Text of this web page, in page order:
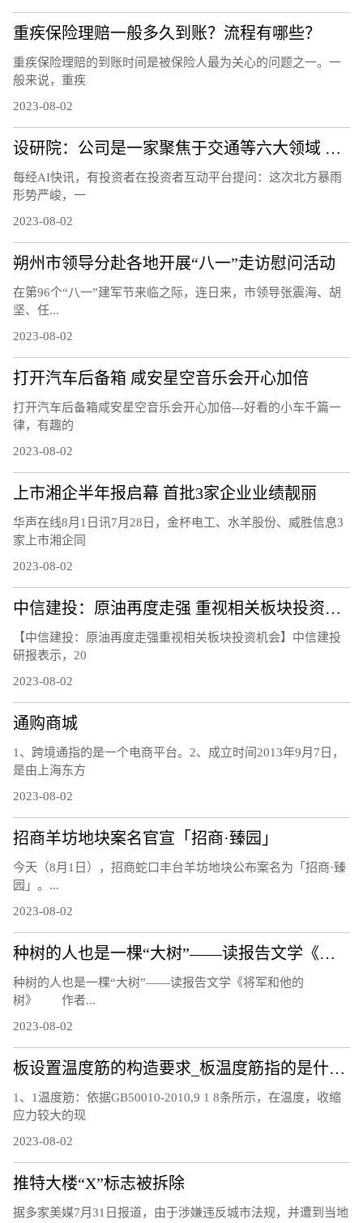
重疾保险理赔一般多久到账？流程有哪些？
重疾保险理赔的到账时间是被保险人最为关心的问题之一。一
般来说，重疾
2023-08-02
设研院：公司是一家聚焦于交通等六大领域 为建设工程提供专业技术服务以及其他延伸服务的工程咨询公司
每经AI快讯，有投资者在投资者互动平台提问：这次北方暴雨
形势严峻，一
2023-08-02
朔州市领导分赴各地开展“八一”走访慰问活动
在第96个“八一”建军节来临之际，连日来，市领导张震海、胡
坚、任...
2023-08-02
打开汽车后备箱 咸安星空音乐会开心加倍
打开汽车后备箱咸安星空音乐会开心加倍---好看的小车千篇一
律，有趣的
2023-08-02
上市湘企半年报启幕 首批3家企业业绩靓丽
华声在线8月1日讯7月28日，金杯电工、水羊股份、威胜信息3
家上市湘企同
2023-08-02
中信建投：原油再度走强 重视相关板块投资机会
【中信建投：原油再度走强重视相关板块投资机会】中信建投
研报表示，20
2023-08-02
通购商城
1、跨境通指的是一个电商平台。2、成立时间2013年9月7日，
是由上海东方
2023-08-02
招商羊坊地块案名官宣「招商·臻园」
今天（8月1日），招商蛇口丰台羊坊地块公布案名为「招商·臻
园」。...
2023-08-02
种树的人也是一棵“大树”——读报告文学《将军和他的树》
种树的人也是一棵“大树”——读报告文学《将军和他的
树》 作者...
2023-08-02
板设置温度筋的构造要求_板温度筋指的是什么筋
1、1温度筋：依据GB50010-2010,9 1 8条所示，在温度，收缩
应力较大的现
2023-08-02
推特大楼“X”标志被拆除
据多家美媒7月31日报道，由于涉嫌违反城市法规，并遭到当地